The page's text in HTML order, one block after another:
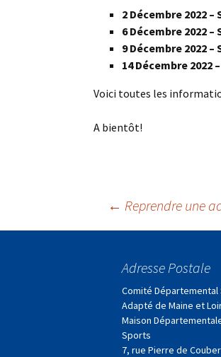
2 Décembre 2022
6 Décembre 2022
9 Décembre 2022
14 Décembre 2022
Voici toutes les
A bientôt!
Navigation
articles
← Reprendre une
Adresse Postale
Comité
Adapté de Maine et
Maison
Sports
7, rue Pierre de